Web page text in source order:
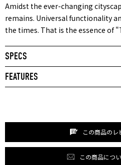
Amidst the ever-changing
remains. Universal functionality
the times. That is the essence of
SPECS
FEATURES
この商品のレ
この商品につ